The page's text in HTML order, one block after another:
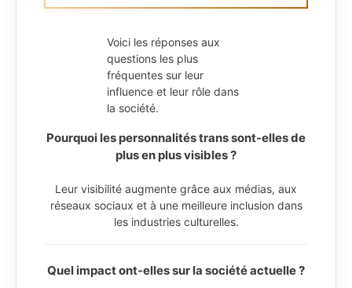
Voici les réponses aux
questions les plus
fréquentes sur leur
influence et leur rôle dans
la société.
Pourquoi les personnalités trans sont-elles de
plus en plus visibles ?
Leur visibilité augmente grâce aux médias, aux
réseaux sociaux et à une meilleure inclusion dans
les industries culturelles.
Quel impact ont-elles sur la société actuelle ?